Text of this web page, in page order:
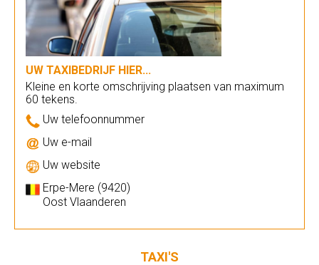
UW TAXIBEDRIJF HIER...
Kleine en korte omschrijving plaatsen van maximum
60 tekens.
Uw telefoonnummer
Uw e-mail
Uw website
Erpe-Mere (9420)
Oost Vlaanderen
TAXI'S